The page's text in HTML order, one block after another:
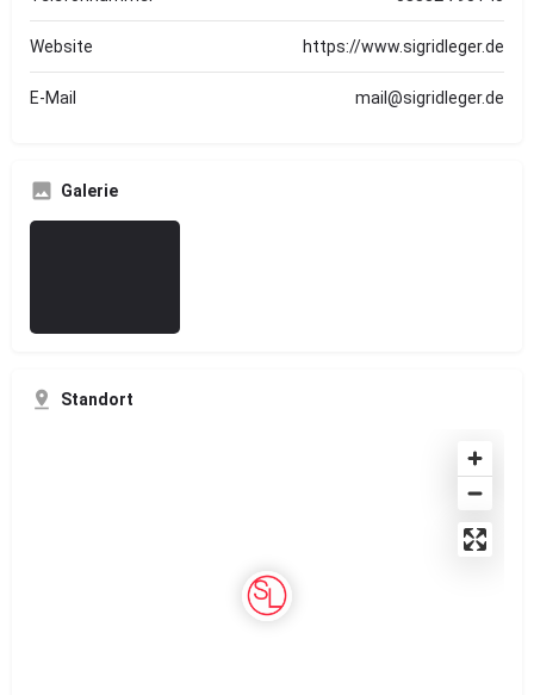
Website https://www.sigridleger.de
E-Mail mail@sigridleger.de
Galerie
Standort